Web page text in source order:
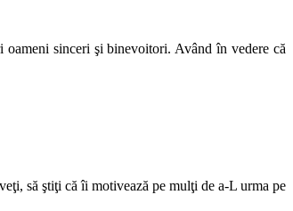
sinceri şi binevoitori. Având în vedere că
să ştiţi că îi motivează pe mulţi de a-L urma pe